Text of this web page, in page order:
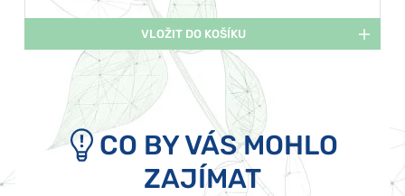
VLOŽIT DO KOŠÍKU
CO BY VÁS MOHLO
ZAJÍMAT